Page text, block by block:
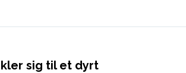
sig til et dyrt